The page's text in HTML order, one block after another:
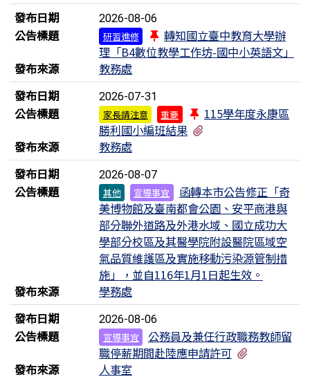
發布日期
2026-08-06
公告標題 研習進修
轉知國立臺中教育大學辦
理「B4數位教學工作坊-國中小英語文」
發布來源
教務處
發布日期
2026-07-31
公告標題 家長請注意 重要
115學年度永康區
勝利國小編班結果
發布來源
教務處
發布日期
2026-08-07
公告標題 其他 宣導事宜
函轉本市公告修正「奇
美博物館及臺南都會公園、安平商港與
部分聯外道路及外港水域、國立成功大
學部分校區及其醫學院附設醫院區域空
氣品質維護區及實施移動污染源管制措
施」，並自116年1月1日起生效。
發布來源
學務處
發布日期
2026-08-06
公告標題 宣導事宜
公務員及兼任行政職務教師留
職停薪期間赴陸應申請許可
發布來源
人事室